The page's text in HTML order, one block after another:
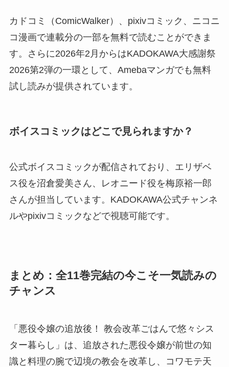
カドコミ（ComicWalker）、pixivコミック、ニコニ
コ漫画で連載分の一部を無料で読むことができま
す。さらに2026年2月からはKADOKAWA大感謝祭
2026第2弾の一環として、Amebaマンガでも無料
試し読みが提供されています。
ボイスコミックはどこで見られますか？
公式ボイスコミックが配信されており、エリザベ
ス役を沼倉愛美さん、レオニード役を梅原裕一郎
さんが担当しています。KADOKAWA公式チャンネ
ルやpixivコミックなどで視聴可能です。
まとめ：全11巻完結の今こそ一気読みの
チャンス
「悪役令嬢の追放後！ 教会改革ごはんで悠々シス
ター暮らし」は、追放された悪役令嬢が前世の知
識と料理の腕で辺境の教会を改革し、コワモテ天